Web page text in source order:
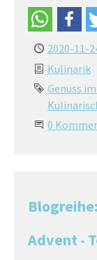
2020-11-
Kulinarik
Genuss
0
Advent -